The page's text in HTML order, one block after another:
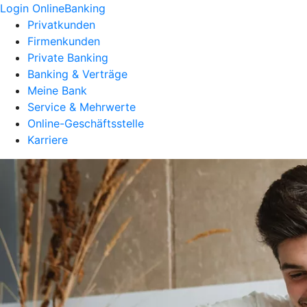
Login OnlineBanking
Privatkunden
Firmenkunden
Private Banking
Banking & Verträge
Meine Bank
Service & Mehrwerte
Online-Geschäftsstelle
Karriere